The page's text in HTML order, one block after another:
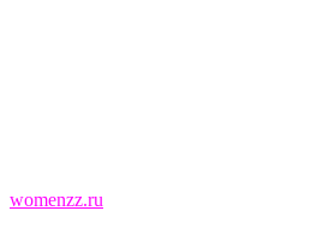
womenzz.ru